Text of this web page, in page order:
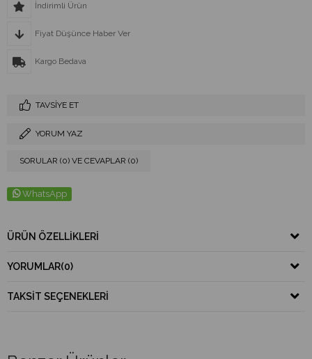
İndirimli Ürün
Fiyat Düşünce Haber Ver
Kargo Bedava
TAVSIYE ET
YORUM YAZ
SORULAR (0) VE CEVAPLAR (0)
WhatsApp
ÜRÜN ÖZELLIKLERI
YORUMLAR(0)
TAKSIT SEÇENEKLERI